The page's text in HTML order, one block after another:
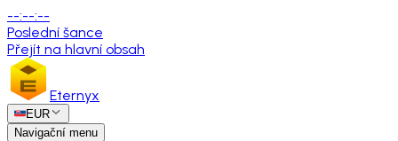
--:--:--
Poslední šance
Přejít na hlavní obsah
Eternyx
EUR
Navigační menu